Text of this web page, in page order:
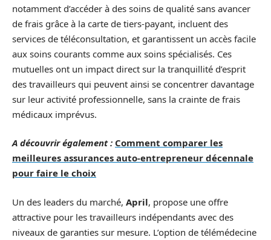
notamment d’accéder à des soins de qualité sans avancer
de frais grâce à la carte de tiers-payant, incluent des
services de téléconsultation, et garantissent un accès facile
aux soins courants comme aux soins spécialisés. Ces
mutuelles ont un impact direct sur la tranquillité d’esprit
des travailleurs qui peuvent ainsi se concentrer davantage
sur leur activité professionnelle, sans la crainte de frais
médicaux imprévus.
A découvrir également : Comment comparer les
meilleures assurances auto-entrepreneur décennale
pour faire le choix
Un des leaders du marché, April, propose une offre
attractive pour les travailleurs indépendants avec des
niveaux de garanties sur mesure. L’option de télémédecine